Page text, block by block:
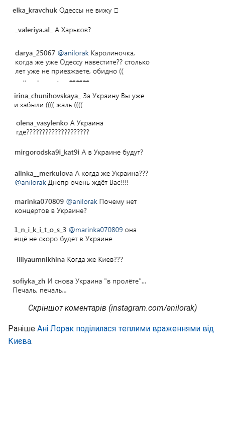
Скріншот коментарів (instagram.com/anilorak)
Раніше Ані Лорак поділилася теплими враженнями від
Києва.